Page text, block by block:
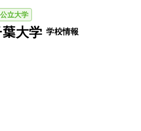
立大学
大学 学校情報